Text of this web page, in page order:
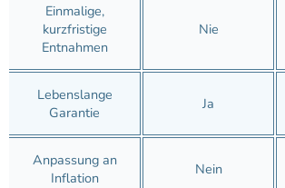
Einmalige,
kurzfristige
Entnahmen
Nie
Lebenslange
Garantie
Ja
Anpassung an
Inflation
Nein